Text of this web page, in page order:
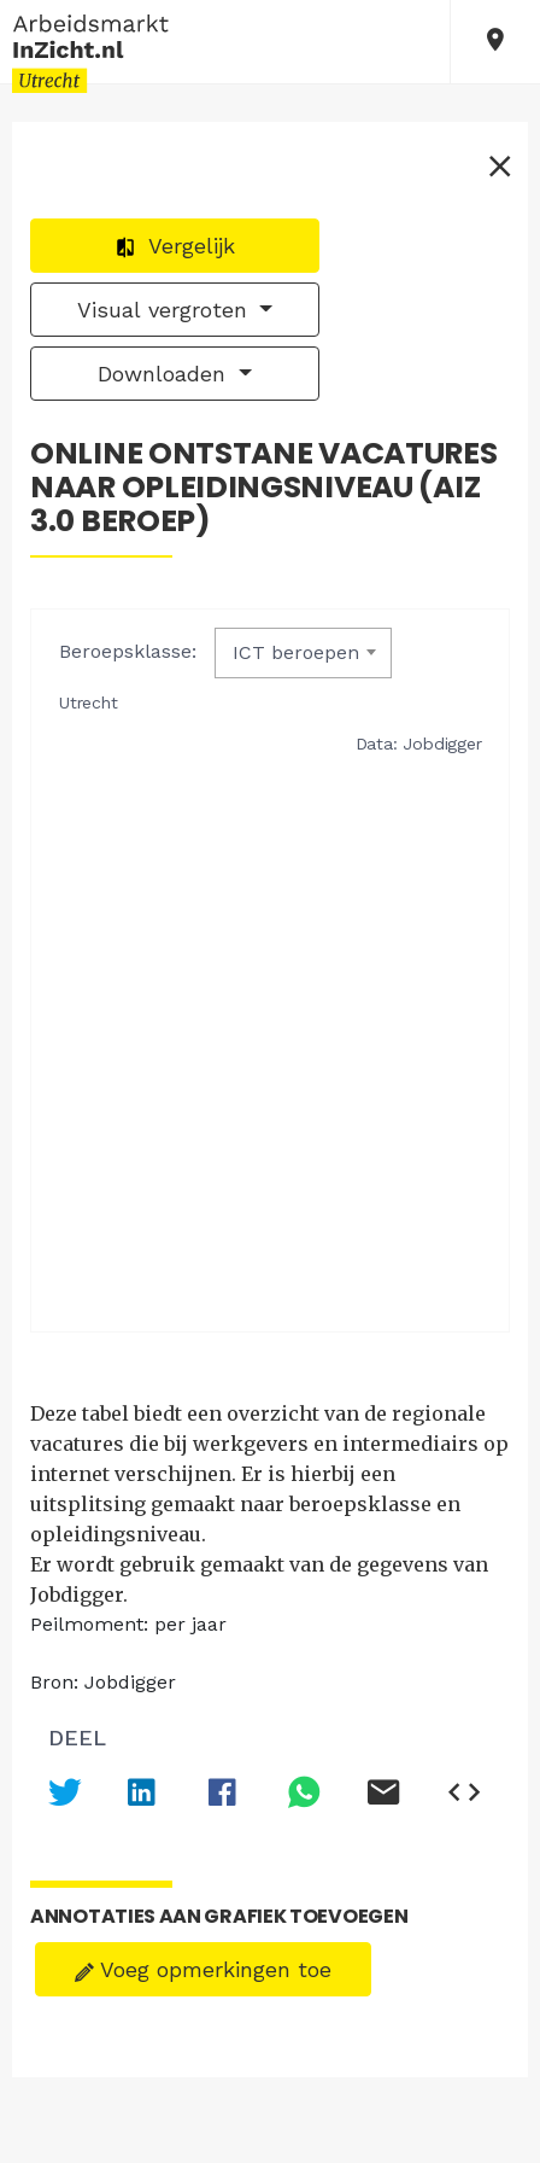
Vergelijk
Visual vergroten
Downloaden
ONLINE ONTSTANE VACATURES
NAAR OPLEIDINGSNIVEAU (AIZ
3.0 BEROEP)
Deze tabel biedt een overzicht van de regionale
vacatures die bij werkgevers en intermediairs op
internet verschijnen. Er is hierbij een
uitsplitsing gemaakt naar beroepsklasse en
opleidingsniveau.
Er wordt gebruik gemaakt van de gegevens van
Jobdigger.
Peilmoment: per jaar
Bron: Jobdigger
DEEL
ANNOTATIES AAN GRAFIEK TOEVOEGEN
Voeg opmerkingen toe